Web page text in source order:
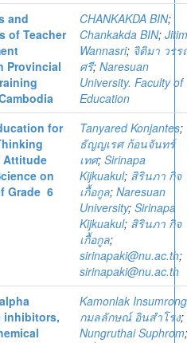
and
of Teacher
Provincial
CHANKAKDA BIN;
Chankakda BIN;
Wannasri; จิติมา วร
ศรี; Naresuan
University. Faculty of
Education
for
Attitude
on
Grade 6
Tanyared Konjantes;
ธัญญเรศ ก้อนจันทร์
เทศ; Sirinapa
Kijkuakul; สิรินภา กิจ
เกื้อกูล; Naresuan
University; Sirinapa
Kijkuakul; สิรินภา กิจ
เกื้อกูล;
sirinapaki@nu.ac.th;
sirinapaki@nu.ac.th
inhibitors,
Kamonlak Insumrong
กมลลักษณ์ อินสำโรง;
Nungruthai Suphrom;